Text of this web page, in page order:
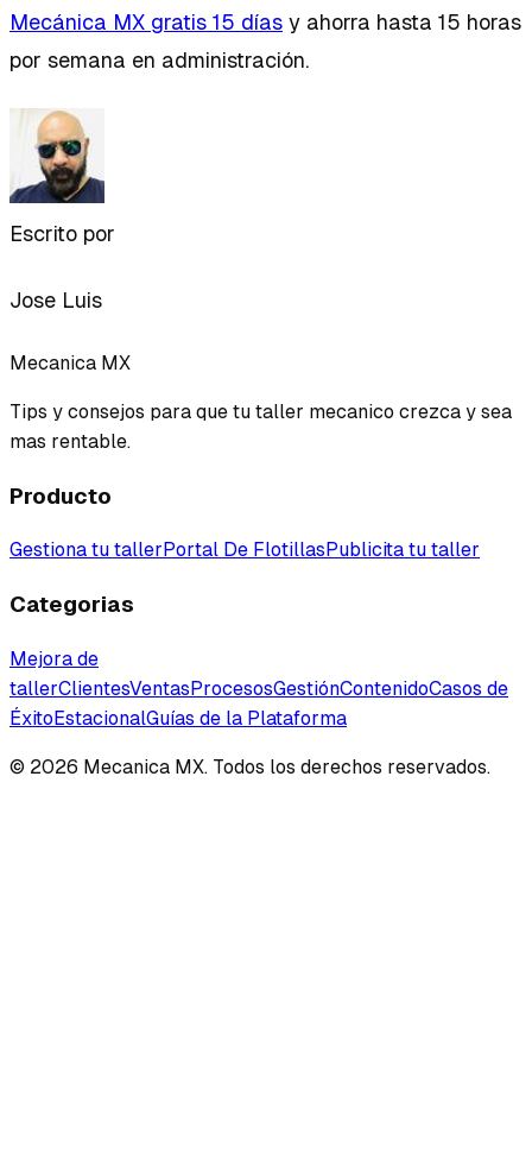
Mecánica MX gratis 15 días y ahorra hasta 15 horas
por semana en administración.
Escrito por
Jose Luis
Mecanica MX
Tips y consejos para que tu taller mecanico crezca y sea
mas rentable.
Producto
Gestiona tu taller Portal De Flotillas Publicita tu taller
Categorias
Mejora de
tallerClientesVentasProcesosGestiónContenidoCasos de
ÉxitoEstacionalGuías de la Plataforma
© 2026 Mecanica MX. Todos los derechos reservados.